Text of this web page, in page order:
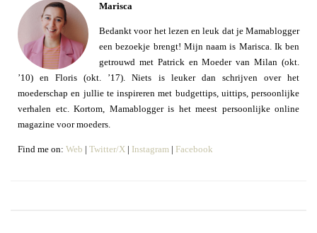
Marisca
Bedankt voor het lezen en leuk dat je Mamablogger
een bezoekje brengt! Mijn naam is Marisca. Ik ben
getrouwd met Patrick en Moeder van Milan (okt.
’10) en Floris (okt. ’17). Niets is leuker dan schrijven over het
moederschap en jullie te inspireren met budgettips, uittips, persoonlijke
verhalen etc. Kortom, Mamablogger is het meest persoonlijke online
magazine voor moeders.
Find me on: Web | Twitter/X | Instagram | Facebook